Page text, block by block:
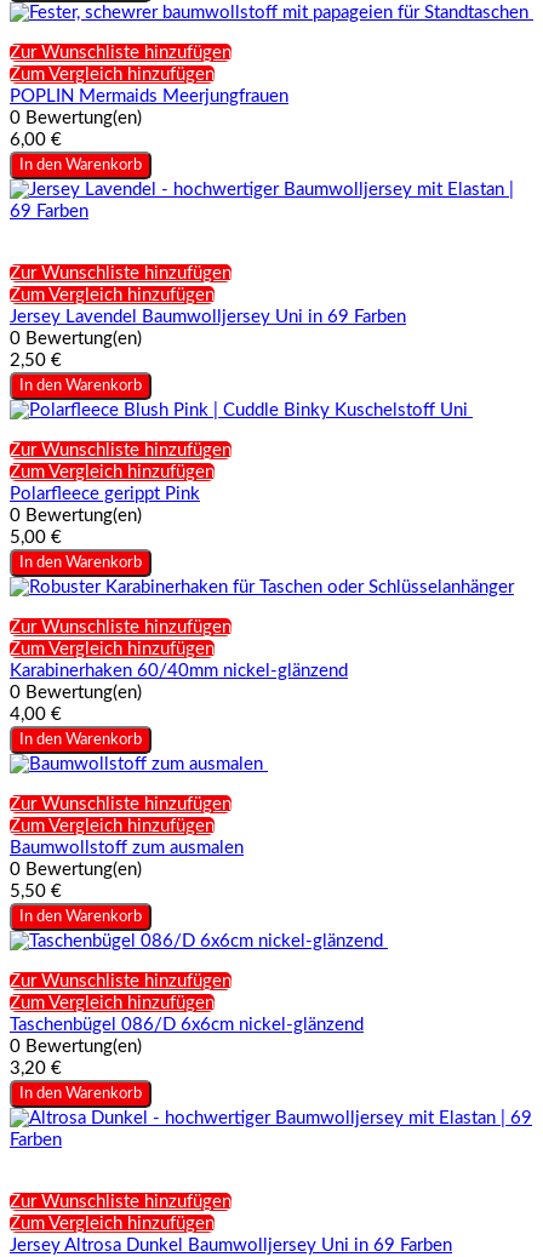
Zur Wunschliste hinzufügen
Zum Vergleich hinzufügen
POPLIN Mermaids Meerjungfrauen
0 Bewertung(en)
6,00 €
In den Warenkorb
Zur Wunschliste hinzufügen
Zum Vergleich hinzufügen
Jersey Lavendel Baumwolljersey Uni in 69 Farben
0 Bewertung(en)
2,50 €
In den Warenkorb
Zur Wunschliste hinzufügen
Zum Vergleich hinzufügen
Polarfleece gerippt Pink
0 Bewertung(en)
5,00 €
In den Warenkorb
Zur Wunschliste hinzufügen
Zum Vergleich hinzufügen
Karabinerhaken 60/40mm nickel-glänzend
0 Bewertung(en)
4,00 €
In den Warenkorb
Zur Wunschliste hinzufügen
Zum Vergleich hinzufügen
Baumwollstoff zum ausmalen
0 Bewertung(en)
5,50 €
In den Warenkorb
Zur Wunschliste hinzufügen
Zum Vergleich hinzufügen
Taschenbügel 086/D 6x6cm nickel-glänzend
0 Bewertung(en)
3,20 €
In den Warenkorb
Zur Wunschliste hinzufügen
Zum Vergleich hinzufügen
Jersey Altrosa Dunkel Baumwolljersey Uni in 69 Farben